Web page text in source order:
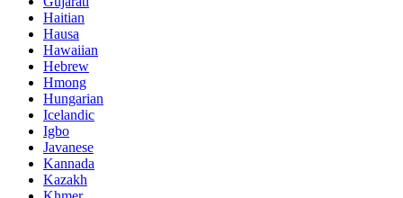
Haitian
Hausa
Hawaiian
Hebrew
Hmong
Hungarian
Icelandic
Igbo
Javanese
Kannada
Kazakh